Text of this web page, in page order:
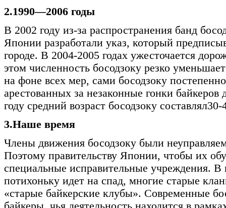
2.1990—2006 годы
В 2002 году из-за распространения банд
Японии разработали указ, который
городе. В 2004-2005 годах ужесточается
этом численность босодзоку резко
на фоне всех мер, сами босодзоку
арестованных за незаконные гонки
году средний возраст босодзоку составлял30-
3.Наше время
Члены движения босодзоку были
Поэтому правительству Японии, чтобы их
специальные исправительные учреждения.
потихоньку идет на спад, многие старые
«старые байкерские клубы». Современные